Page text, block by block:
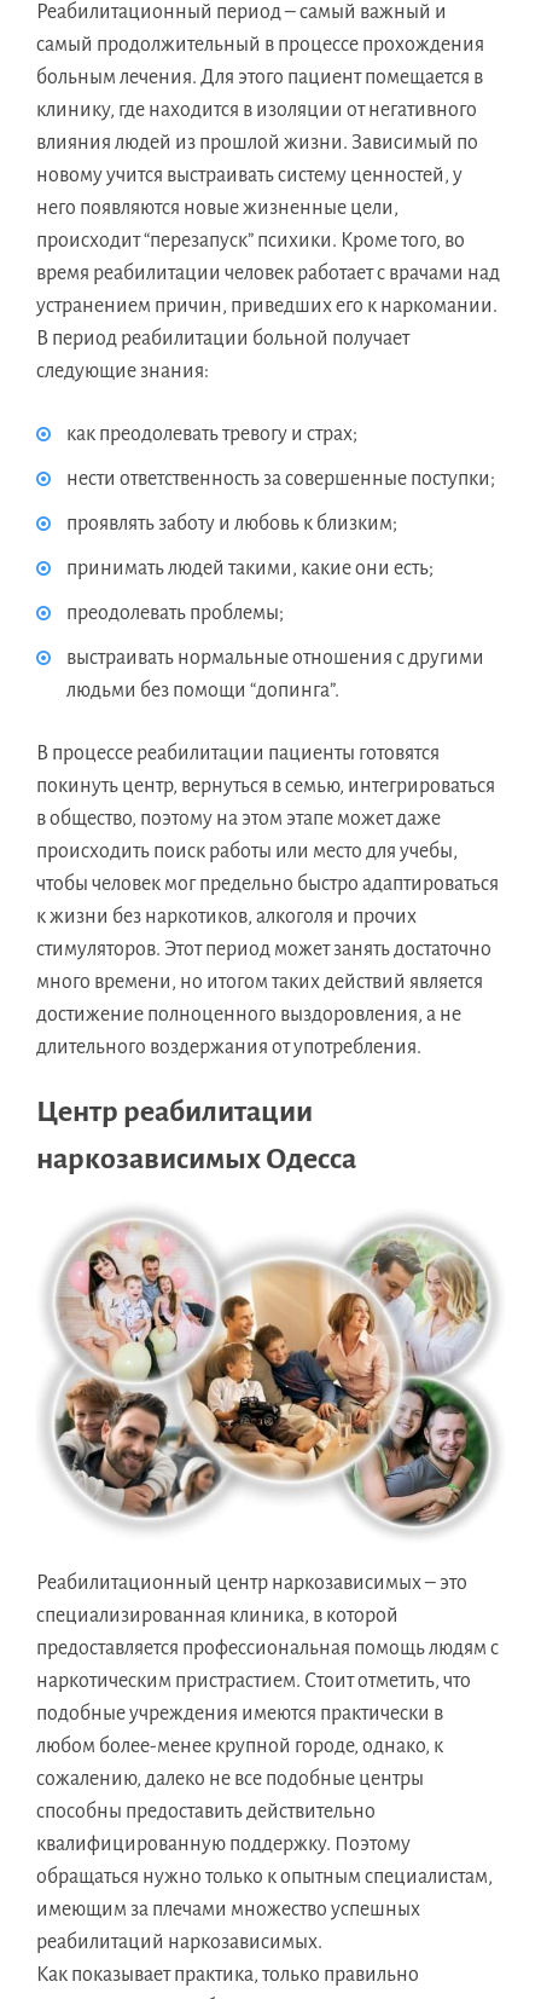
Реабилитационный период – самый важный и
самый продолжительный в процессе прохождения
больным лечения. Для этого пациент помещается в
клинику, где находится в изоляции от негативного
влияния людей из прошлой жизни. Зависимый по
новому учится выстраивать систему ценностей, у
него появляются новые жизненные цели,
происходит “перезапуск” психики. Кроме того, во
время реабилитации человек работает с врачами над
устранением причин, приведших его к наркомании.
В период реабилитации больной получает
следующие знания:
как преодолевать тревогу и страх;
нести ответственность за совершенные поступки;
проявлять заботу и любовь к близким;
принимать людей такими, какие они есть;
преодолевать проблемы;
выстраивать нормальные отношения с другими
людьми без помощи “допинга”.
В процессе реабилитации пациенты готовятся
покинуть центр, вернуться в семью, интегрироваться
в общество, поэтому на этом этапе может даже
происходить поиск работы или место для учебы,
чтобы человек мог предельно быстро адаптироваться
к жизни без наркотиков, алкоголя и прочих
стимуляторов. Этот период может занять достаточно
много времени, но итогом таких действий является
достижение полноценного выздоровления, а не
длительного воздержания от употребления.
Центр реабилитации
наркозависимых Одесса
Реабилитационный центр наркозависимых – это
специализированная клиника, в которой
предоставляется профессиональная помощь людям с
наркотическим пристрастием. Стоит отметить, что
подобные учреждения имеются практически в
любом более-менее крупной городе, однако, к
сожалению, далеко не все подобные центры
способны предоставить действительно
квалифицированную поддержку. Поэтому
обращаться нужно только к опытным специалистам,
имеющим за плечами множество успешных
реабилитаций наркозависимых.
Как показывает практика, только правильно